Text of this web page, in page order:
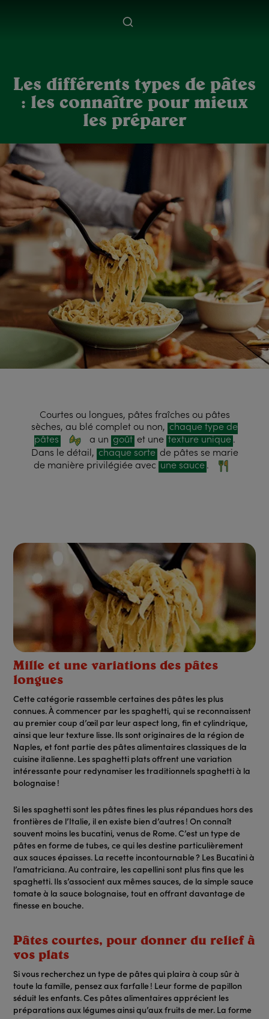
Les différents types de pâtes
: les connaître pour mieux
les préparer
Courtes ou longues, pâtes fraîches ou pâtes
sèches, au blé complet ou non, chaque type de
pâtes
a un goût et une texture unique .
Dans le détail, chaque sorte de pâtes se marie
de manière privilégiée avec une sauce .
Mille et une variations des pâtes
longues
Cette catégorie rassemble certaines des pâtes les plus
connues. À commencer par les spaghetti, qui se reconnaissent
au premier coup d’œil par leur aspect long, fin et cylindrique,
ainsi que leur texture lisse. Ils sont originaires de la région de
Naples, et font partie des pâtes alimentaires classiques de la
cuisine italienne. Les spaghetti plats offrent une variation
intéressante pour redynamiser les traditionnels spaghetti à la
bolognaise !
Si les spaghetti sont les pâtes fines les plus répandues hors des
frontières de l’Italie, il en existe bien d’autres ! On connaît
souvent moins les bucatini, venus de Rome. C’est un type de
pâtes en forme de tubes, ce qui les destine particulièrement
aux sauces épaisses. La recette incontournable ? Les Bucatini à
l’amatriciana. Au contraire, les capellini sont plus fins que les
spaghetti. Ils s’associent aux mêmes sauces, de la simple sauce
tomate à la sauce bolognaise, tout en offrant davantage de
finesse en bouche.
Pâtes courtes, pour donner du relief à
vos plats
Si vous recherchez un type de pâtes qui plaira à coup sûr à
toute la famille, pensez aux farfalle ! Leur forme de papillon
séduit les enfants. Ces pâtes alimentaires apprécient les
préparations aux légumes ainsi qu’aux fruits de mer. La forme